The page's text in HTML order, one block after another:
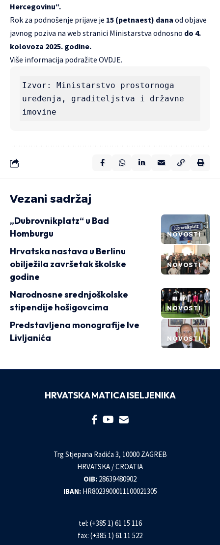
Hercegovinu“.
Rok za podnošenje prijave je 15 (petnaest) dana od objave
javnog poziva na web stranici Ministarstva odnosno do 4.
kolovoza 2025. godine.
Više informacija podražite OVDJE.
Izvor: Ministarstvo prostornoga
uređenja, graditeljstva i državne
imovine
Vezani sadržaj
NOVOSTI
„Dubrovnikplatz“ u Bad
Homburgu
NOVOSTI
Hrvatska nastava u Berlinu
obilježila završetak školske
godine
NOVOSTI
Narodnosne srednjoškolske
stipendije hošigovcima
NOVOSTI
Predstavljena monografije Ive
Livljanića
HRVATSKA MATICA ISELJENIKA
Trg Stjepana Radića 3, 10000 ZAGREB
HRVATSKA / CROATIA
OIB: 28639480902
IBAN: HR8023900011100021305
tel: (+385 1) 61 15 116
fax: (+385 1) 61 11 522